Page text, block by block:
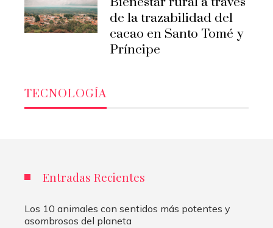
de la trazabilidad del
cacao en Santo Tomé y
Príncipe
TECNOLOGÍA
Entradas Recientes
Los 10 animales con sentidos más potentes y
asombrosos del planeta